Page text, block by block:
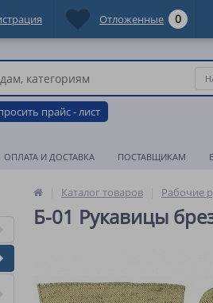
прайс - лист
ОПЛАТА И ДОСТАВКА ПОСТАВЩИКАМ
Каталог товаров Рабочие
Б-01 Рукавицы
Отложенные 0